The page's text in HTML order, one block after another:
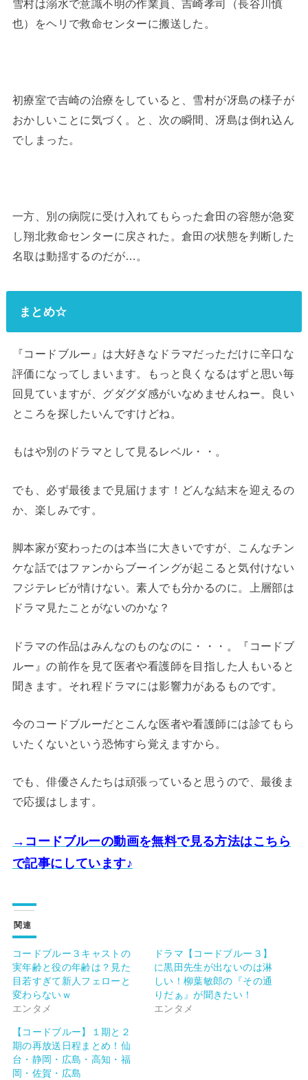
雪村は溺水で意識不明の作業員、吉崎孝司（長谷川慎
也）をヘリで救命センターに搬送した。
初療室で吉崎の治療をしていると、雪村が冴島の様子が
おかしいことに気づく。と、次の瞬間、冴島は倒れ込ん
でしまった。
一方、別の病院に受け入れてもらった倉田の容態が急変
し翔北救命センターに戻された。倉田の状態を判断した
名取は動揺するのだが…。
まとめ☆
『コードブルー』は大好きなドラマだっただけに辛口な
評価になってしまいます。もっと良くなるはずと思い毎
回見ていますが、グダグダ感がいなめませんねー。良い
ところを探したいんですけどね。
もはや別のドラマとして見るレベル・・。
でも、必ず最後まで見届けます！どんな結末を迎えるの
か、楽しみです。
脚本家が変わったのは本当に大きいですが、こんなチン
ケな話ではファンからブーイングが起こると気付けない
フジテレビが情けない。素人でも分かるのに。上層部は
ドラマ見たことがないのかな？
ドラマの作品はみんなのものなのに・・・。『コードブ
ルー』の前作を見て医者や看護師を目指した人もいると
聞きます。それ程ドラマには影響力があるものです。
今のコードブルーだとこんな医者や看護師には診てもら
いたくないという恐怖すら覚えますから。
でも、俳優さんたちは頑張っていると思うので、最後ま
で応援はします。
→コードブルーの動画を無料で見る方法はこちら
で記事にしています♪
関連
コードブルー３キャストの
実年齢と役の年齢は？見た
目若すぎて新人フェローと
変わらないｗ
エンタメ
ドラマ【コードブルー３】
に黒田先生が出ないのは淋
しい！柳葉敏郎の『その通
りだぁ』が聞きたい！
エンタメ
【コードブルー】１期と２
期の再放送日程まとめ！仙
台・静岡・広島・高知・福
岡・佐賀・広島